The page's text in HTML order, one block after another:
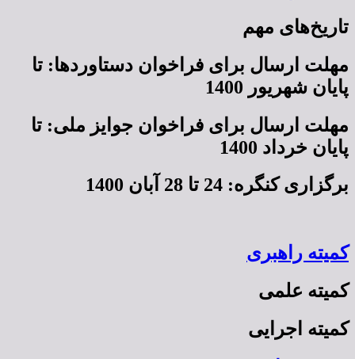
تاریخ‌های مهم
مهلت ارسال برای فراخوان دستاوردها: تا
پایان شهریور 1400
مهلت ارسال برای فراخوان جوایز ملی:‌ تا
پایان خرداد 1400
برگزاری کنگره:‌ 24 تا 28 آبان 1400
کمیته راهبری
کمیته علمی
کمیته اجرایی